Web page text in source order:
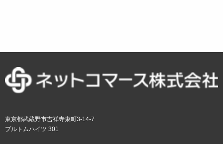
東京都武蔵野市吉祥寺東町3-14-7
プルトムハイツ 301